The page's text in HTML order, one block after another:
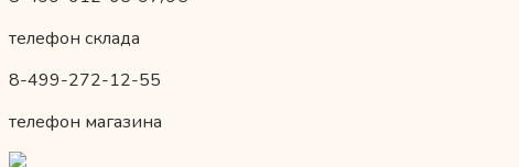
телефон склада
8-499-272-12-55
телефон магазина